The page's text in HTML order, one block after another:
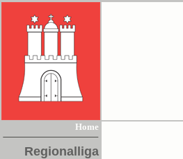
Home
Regionalliga